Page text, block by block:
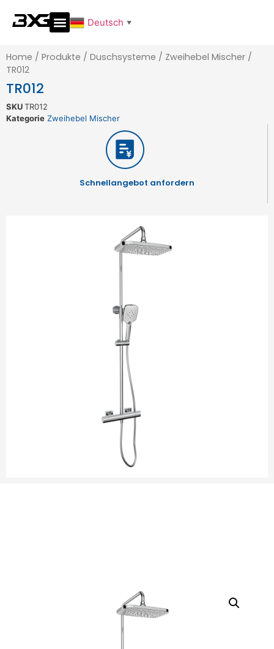
Deutsch ▼
Home / Produkte / Duschsysteme / Zweihebel Mischer /
TR012
TR012
SKUTR012
Kategorie Zweihebel Mischer
Schnellangebot anfordern